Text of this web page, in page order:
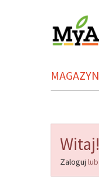
MAGAZYN
Witaj!
Zaloguj lub